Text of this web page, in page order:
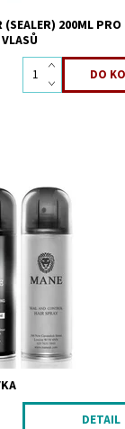
(SEALER) 200ML PRO
pro okamžité
vlasů - vlasy ve spreji
DETAIL